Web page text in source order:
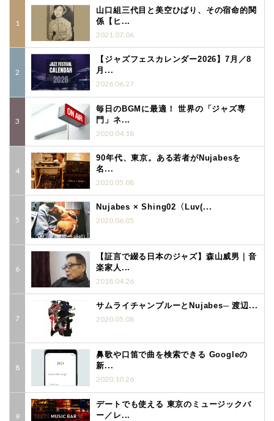
山口組三代目と美空ひばり、その宿命的関
係【ヒ...
2021.07.06
【ジャズフェスカレンダー2026】7月／8
月...
2026.06.27
毎日のBGMに最適！ 世界の「ジャズ専
門」ネ...
2020.04.18
90年代、東京。ある若者がNujabesを
名...
2020.05.08
Nujabes × Shing02〈Luv(...
2020.06.05
【証言で綴る日本のジャズ】森山威男｜音
楽家人...
2018.04.26
サムライチャンプルーとNujabes─ 渡辺...
2020.05.08
鼻歌や口笛で曲を検索できる Googleの
新...
2020.10.26
デートでも使える 東京のミュージックバ
ー／レ...